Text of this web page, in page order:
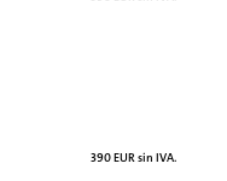
390 EUR sin IVA.